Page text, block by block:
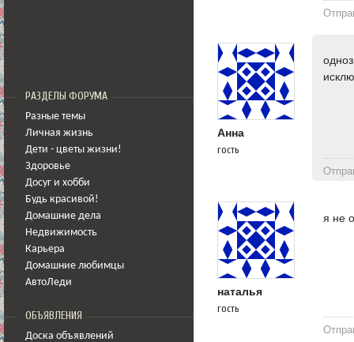
РАЗДЕЛЫ ФОРУМА
Разные темы
Личная жизнь
Дети - цветы жизни!
Здоровье
Досуг и хобби
Будь красивой!
Домашние дела
Недвижимость
Карьера
Домашние любимцы
АвтоЛеди
ОБЪЯВЛЕНИЯ
Доска объявлений
Анна
гость
наталья
гость
я не